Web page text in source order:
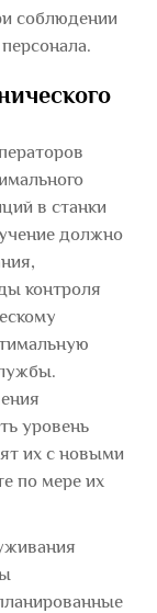
соблюдении
в станки
должно
контроля
уровень
их с новыми
по мере их